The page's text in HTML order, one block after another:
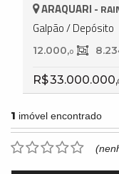
ARAQUARI -
Galpão / Depósito
12.000,0
R$ 33.000.000,
1 imóvel encontrado